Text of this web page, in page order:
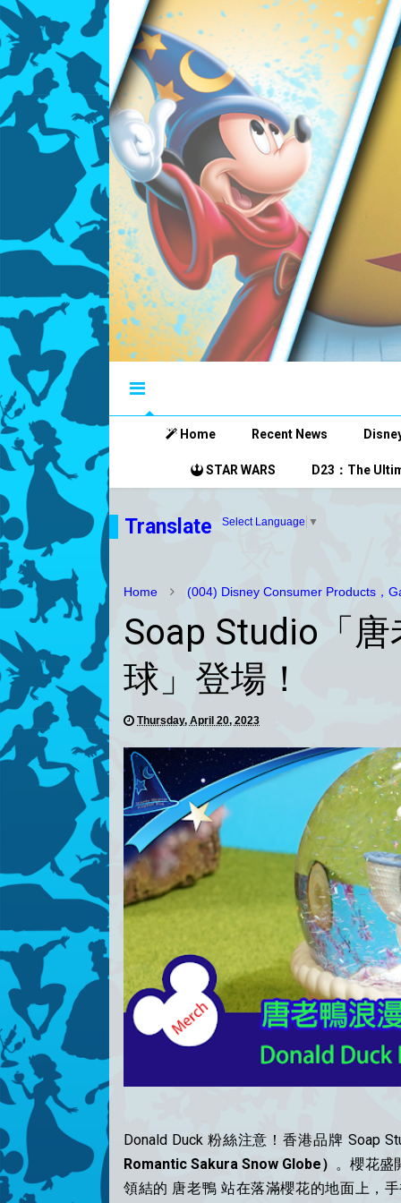
Home Recent News
STAR WARS D23：The
Translate Select Language ▼
Home (004) Disney Consumer Products，
Soap Studio「
球」登場！
Thursday, April 20, 2023
Donald Duck 粉絲注意！香港品牌 Soap
Romantic Sakura Snow Globe） 。櫻花盛
領結的 唐老鴨 站在落滿櫻花的地面上，